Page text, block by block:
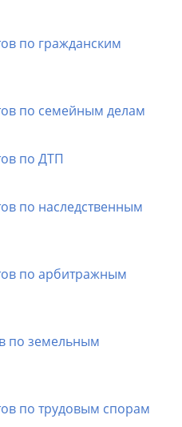
по гражданским
по семейным делам
по ДТП
по наследственным
по арбитражным
по земельным
по трудовым спорам